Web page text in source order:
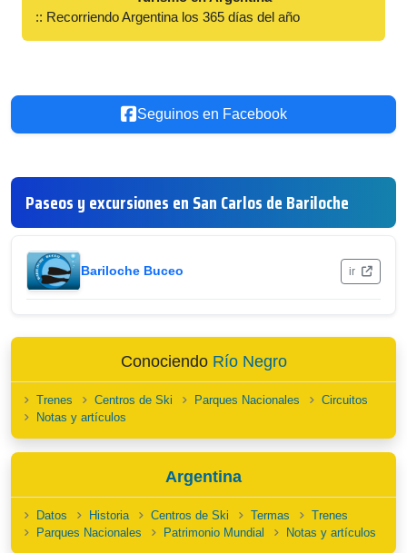
:: Recorriendo Argentina los 365 días del año
Seguinos en Facebook
Paseos y excursiones en San Carlos de Bariloche
Bariloche Buceo ir
Conociendo Río Negro
Trenes Centros de Ski Parques Nacionales
Circuitos
Notas y artículos
Argentina
Datos Historia Centros de Ski Termas
Trenes
Parques Nacionales
Patrimonio Mundial Notas y artículos